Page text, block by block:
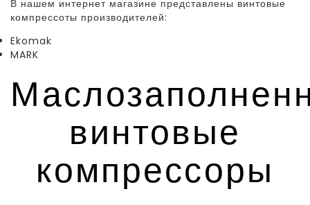
В нашем интернет магазине представлены винтовые
компрессоты производителей:
Ekomak
MARK
винтовые
компрессоры